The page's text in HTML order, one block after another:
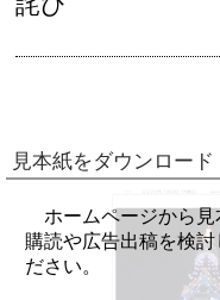
見本紙をダウンロード
ホームページから
購読や広告出稿を検
ださい。